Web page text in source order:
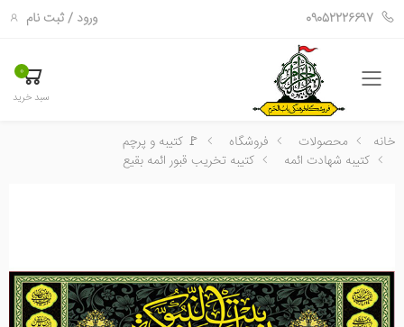
09052226697 ورود /ثبت نام
فهرست
0
سبد خرید
خانه محصولات فروشگاه
🚩 کتیبه و پرچم
کتیبه شهادت ائمه
کتیبه تخریب قبور ائمه بقیع